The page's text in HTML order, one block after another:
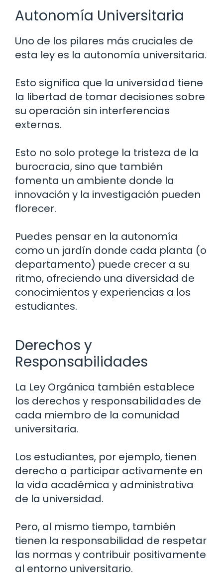
Autonomía Universitaria
Uno de los pilares más cruciales de
esta ley es la autonomía universitaria.
Esto significa que la universidad tiene
la libertad de tomar decisiones sobre
su operación sin interferencias
externas.
Esto no solo protege la tristeza de la
burocracia, sino que también
fomenta un ambiente donde la
innovación y la investigación pueden
florecer.
Puedes pensar en la autonomía
como un jardín donde cada planta (o
departamento) puede crecer a su
ritmo, ofreciendo una diversidad de
conocimientos y experiencias a los
estudiantes.
Derechos y
Responsabilidades
La Ley Orgánica también establece
los derechos y responsabilidades de
cada miembro de la comunidad
universitaria.
Los estudiantes, por ejemplo, tienen
derecho a participar activamente en
la vida académica y administrativa
de la universidad.
Pero, al mismo tiempo, también
tienen la responsabilidad de respetar
las normas y contribuir positivamente
al entorno universitario.